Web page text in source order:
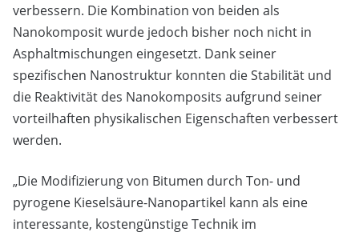
verbessern. Die Kombination von beiden als
Nanokomposit wurde jedoch bisher noch nicht in
Asphaltmischungen eingesetzt. Dank seiner
spezifischen Nanostruktur konnten die Stabilität und
die Reaktivität des Nanokomposits aufgrund seiner
vorteilhaften physikalischen Eigenschaften verbessert
werden.
„Die Modifizierung von Bitumen durch Ton- und
pyrogene Kieselsäure-Nanopartikel kann als eine
interessante, kostengünstige Technik im